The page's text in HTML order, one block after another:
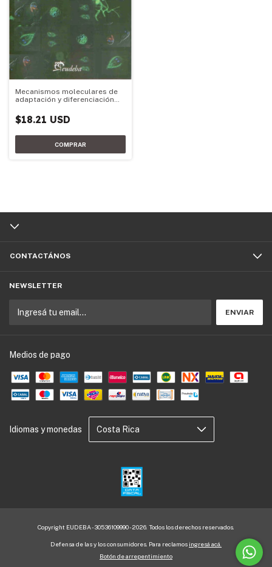
Mecanismos moleculares de
adaptación y diferenciación
$18.21 USD
CONTACTÁNOS
NEWSLETTER
Medios de pago
Idiomas y monedas
Copyright EUDEBA - 30536109990 - 2026. Todos los derechos reservados.
Defensa de las y los consumidores. Para reclamos ingresá acá.
Botón de arrepentimiento